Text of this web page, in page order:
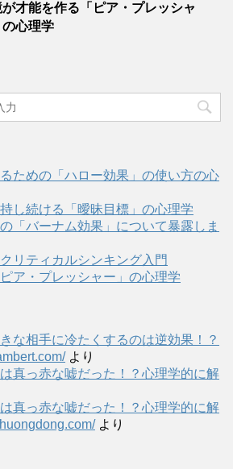
才能を作る「ピア・プレッシャ
の心理学
ための「ハロー効果」の使い方の心
し続ける「曖昧目標」の心理学
「バーナム効果」について暴露しま
リティカルシンキング入門
ア・プレッシャー」の心理学
な相手に冷たくするのは逆効果！？
より
真っ赤な嘘だった！？心理学的に解
真っ赤な嘘だった！？心理学的に解
より